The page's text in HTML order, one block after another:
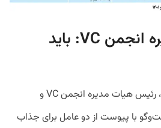
رئیس هیات مدیره انجمن VC: باید
محمدحسین سجادی نیری، رئیس هیات مدیره انجمن VC و
با پیوست از دو عامل برای جذاب